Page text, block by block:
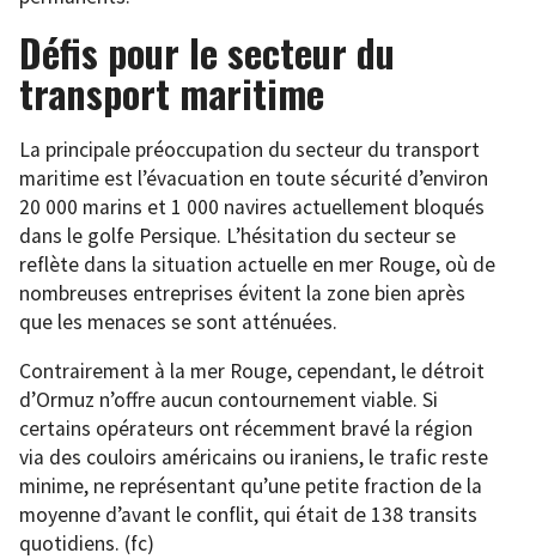
Défis pour le secteur du
transport maritime
La principale préoccupation du secteur du transport
maritime est l’évacuation en toute sécurité d’environ
20 000 marins et 1 000 navires actuellement bloqués
dans le golfe Persique. L’hésitation du secteur se
reflète dans la situation actuelle en mer Rouge, où de
nombreuses entreprises évitent la zone bien après
que les menaces se sont atténuées.
Contrairement à la mer Rouge, cependant, le détroit
d’Ormuz n’offre aucun contournement viable. Si
certains opérateurs ont récemment bravé la région
via des couloirs américains ou iraniens, le trafic reste
minime, ne représentant qu’une petite fraction de la
moyenne d’avant le conflit, qui était de 138 transits
quotidiens. (fc)